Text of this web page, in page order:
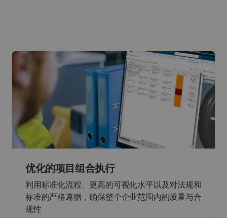
优化的项目组合执行
利用标准化流程、更高的可视化水平以及对法规和
标准的严格遵循，确保整个企业范围内的质量与合
规性